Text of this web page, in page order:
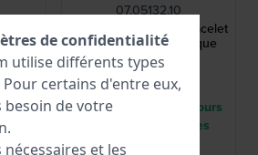
07.05132.10
True Square 19 mm Bracelet
à maillons en céramique
grise
1 008,00 €
● Livraison entre 6 jours
à 12 jours ouvrables
de confidentialité
utilise différents types
Pour certains d'entre eux,
besoin de votre
nécessaires et les